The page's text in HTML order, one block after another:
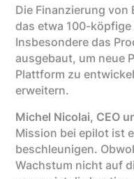
Die Finanzierung
das etwa 100-
Insbesondere das
ausgebaut, um neue
Plattform zu
erweitern.
Michel Nicolai, CEO
Mission bei epilot ist
beschleunigen.
Wachstum nicht auf